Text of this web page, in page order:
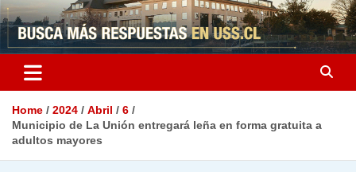
Home 2024 Abril
6
Municipio de La Unión entregará leña en forma gratuita a
adultos mayores